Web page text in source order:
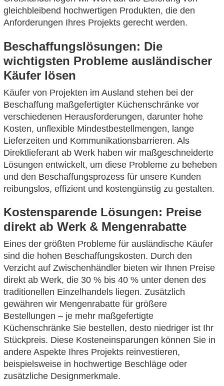
gleichbleibend hochwertigen Produkten, die den
Anforderungen Ihres Projekts gerecht werden.
Beschaffungslösungen: Die
wichtigsten Probleme ausländischer
Käufer lösen
Käufer von Projekten im Ausland stehen bei der
Beschaffung maßgefertigter Küchenschränke vor
verschiedenen Herausforderungen, darunter hohe
Kosten, unflexible Mindestbestellmengen, lange
Lieferzeiten und Kommunikationsbarrieren. Als
Direktlieferant ab Werk haben wir maßgeschneiderte
Lösungen entwickelt, um diese Probleme zu beheben
und den Beschaffungsprozess für unsere Kunden
reibungslos, effizient und kostengünstig zu gestalten.
Kostensparende Lösungen: Preise
direkt ab Werk & Mengenrabatte
Eines der größten Probleme für ausländische Käufer
sind die hohen Beschaffungskosten. Durch den
Verzicht auf Zwischenhändler bieten wir Ihnen Preise
direkt ab Werk, die 30 % bis 40 % unter denen des
traditionellen Einzelhandels liegen. Zusätzlich
gewähren wir Mengenrabatte für größere
Bestellungen – je mehr maßgefertigte
Küchenschränke Sie bestellen, desto niedriger ist Ihr
Stückpreis. Diese Kosteneinsparungen können Sie in
andere Aspekte Ihres Projekts reinvestieren,
beispielsweise in hochwertige Beschläge oder
zusätzliche Designmerkmale.